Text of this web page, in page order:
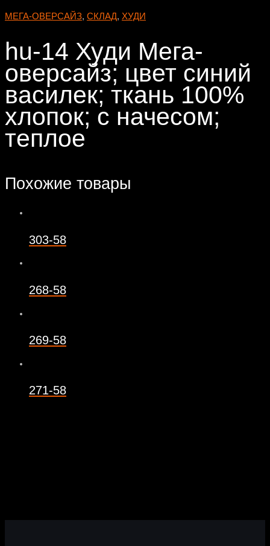
МЕГА-ОВЕРСАЙЗ, СКЛАД, ХУДИ
hu-14 Худи Мега-
оверсайз; цвет синий
василек; ткань 100%
хлопок; с начесом;
теплое
Похожие товары
303-58
268-58
269-58
271-58